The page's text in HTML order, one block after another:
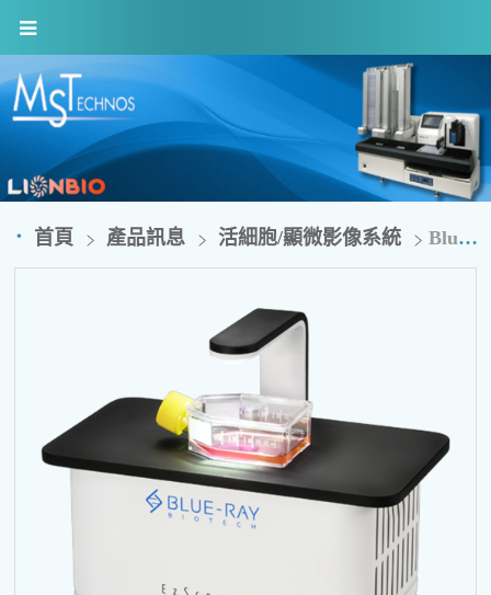
首頁 產品訊息 活細胞/顯微影像系統 Blue-Ray EzScope 101 活細胞成像系統